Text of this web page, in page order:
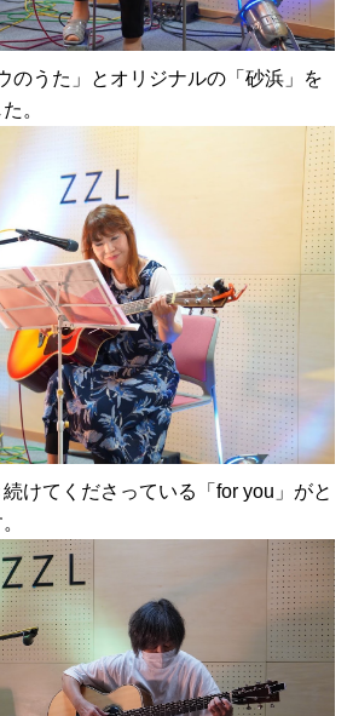
うた」とオリジナルの「砂浜」を
。
てくださっている「for you」がと